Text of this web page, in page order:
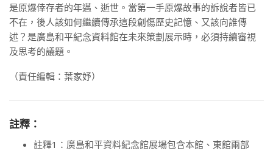
是原爆倖存者的年邁、逝世。當第一手原爆故事的訴說者皆已
不在，後人該如何繼續傳承這段創傷歷史記憶、又該向誰傳
述？是廣島和平紀念資料館在未來策劃展示時，必須持續審視
及思考的議題。
（責任編輯：葉家妤）
註釋：
註釋1：廣島和平資料紀念館展場包含本館、東館兩部